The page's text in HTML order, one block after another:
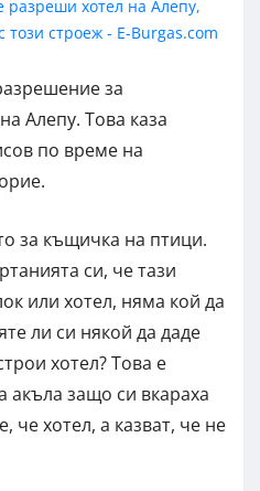
за
Алепу. Това каза
по време на
за къщичка на птици.
си, че тази
или хотел, няма кой да
ли си някой да даде
хотел? Това е
акъла защо си вкараха
че хотел, а казват, че не